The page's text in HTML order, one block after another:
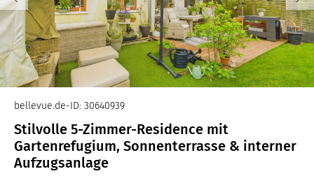
bellevue.de-ID: 30640939
Stilvolle 5-Zimmer-Residence mit
Gartenrefugium, Sonnenterrasse & interner
Aufzugsanlage